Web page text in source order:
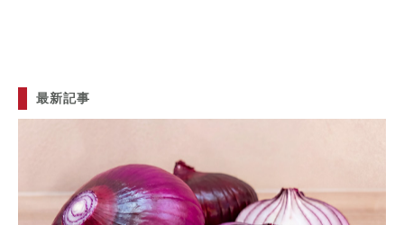
最新記事